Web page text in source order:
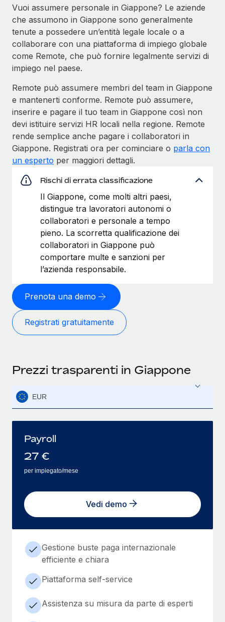
Vuoi assumere personale in Giappone? Le aziende
che assumono in Giappone sono generalmente
tenute a possedere un’entità legale locale o a
collaborare con una piattaforma di impiego globale
come Remote, che può fornire legalmente servizi di
impiego nel paese.
Remote può assumere membri del team in Giappone
e mantenerti conforme. Remote può assumere,
inserire e pagare il tuo team in Giappone così non
devi istituire servizi HR locali nella regione. Remote
rende semplice anche pagare i collaboratori in
Giappone. Registrati ora per cominciare o parla con
un esperto per maggiori dettagli.
Rischi di errata classificazione
Il Giappone, come molti altri paesi,
distingue tra lavoratori autonomi o
collaboratori e personale a tempo
pieno. La scorretta qualificazione dei
collaboratori in Giappone può
comportare multe e sanzioni per
l’azienda responsabile.
Prenota una demo
Registrati gratuitamente
Prezzi trasparenti in Giappone
EUR
Payroll
27 €
per impiegato/mese
Vedi demo
Gestione buste paga internazionale
efficiente e chiara
Piattaforma self-service
Assistenza su misura da parte di esperti